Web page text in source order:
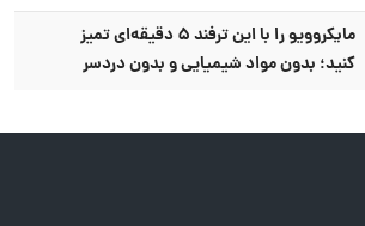
مایکروویو را با این ترفند ۵ دقیقه‌ای تمیز
کنید؛ بدون مواد شیمیایی و بدون دردسر